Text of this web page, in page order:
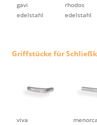
gavi
edelstahl
rhodos
edelstahl
Griffstücke für
viva
menorca